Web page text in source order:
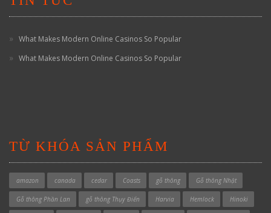
What Makes Modern Online Casinos So Popular
What Makes Modern Online Casinos So Popular
TỪ KHÓA SẢN PHẨM
amazon canada cedar Coasts gỗ thông Gỗ thông Nhật
Gỗ thông Phần Lan gỗ thông Thụy Điển Harvia Hemlock Hinoki